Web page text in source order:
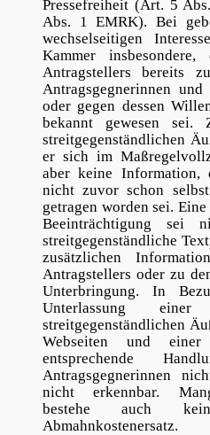
Pressefreiheit (Art. 5
Abs. 1 EMRK). Bei
wechselseitigen
Kammer
Antragstellers bereits
Antragsgegnerinnen
oder gegen dessen
bekannt gewesen
streitgegenständlichen
er sich im
aber keine Information,
nicht zuvor schon
getragen worden sei.
Beeinträchtigung sei
streitgegenständliche
zusätzlichen
Antragstellers oder zu
Unterbringung. In
Unterlassung
streitgegenständlichen
Webseiten und einer
entsprechende
Antragsgegnerinnen
nicht erkennbar.
bestehe auch
Abmahnkostenersatz.